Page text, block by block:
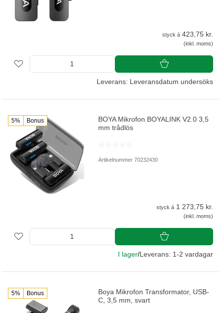
styck á 423,75 kr.
(inkl. moms)
Leverans: Leveransdatum undersöks
5% Bonus
BOYA Mikrofon BOYALINK V2.0 3,5
mm trådlös
Artikelnummer 70232430
styck á 1 273,75 kr.
(inkl. moms)
I lager/Leverans: 1-2 vardagar
5% Bonus
Boya Mikrofon Transformator, USB-
C, 3,5 mm, svart